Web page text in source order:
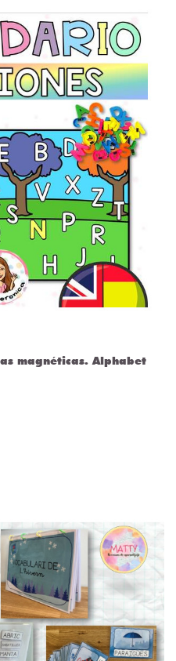
magnéticas. Alphabet